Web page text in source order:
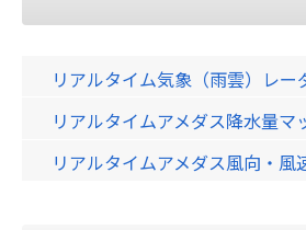
リアルタイム気象（雨雲）レ
リアルタイムアメダス降水量
リアルタイムアメダス風向・